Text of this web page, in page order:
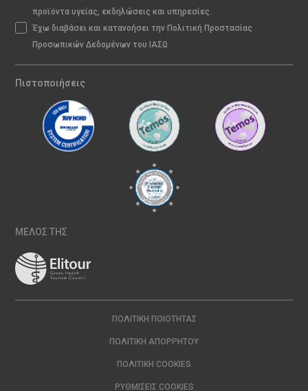
προϊόντα υγείας, εκδηλώσεις και υπηρεσίες.
Έχω διαβάσει και κατανοήσει την Πολιτική Προστασίας
Προσωπικών Δεδομένων του ΙΑΣΩ
Πιστοποιήσεις
ΜΕΛΟΣ ΤΗΣ
ΠΟΛΙΤΙΚΉ ΠΟΙΌΤΗΤΑΣ
ΠΟΛΙΤΙΚΉ ΑΠΟΡΡΉΤΟΥ
ΠΟΛΙΤΙΚΉ COOKIES
ΡΥΘΜΊΣΕΙΣ COOKIES